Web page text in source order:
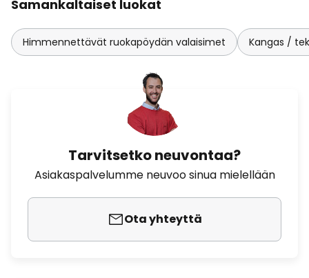
Samankaltaiset luokat
Himmennettävät ruokapöydän valaisimet Kangas /
Tarvitsetko neuvontaa?
Asiakaspalvelumme neuvoo sinua mielellään
Ota yhteyttä